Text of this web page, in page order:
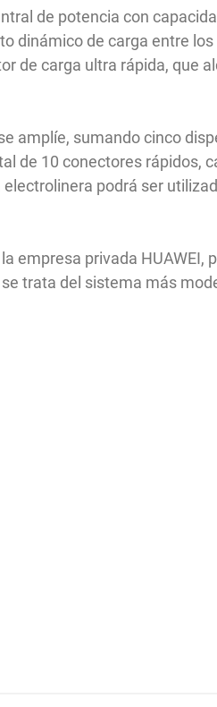
de potencia con
dinámico de carga entre
de carga ultra rápida, que
amplíe, sumando cinco
de 10 conectores rápidos,
podrá ser
empresa privada HUAWEI,
trata del sistema más